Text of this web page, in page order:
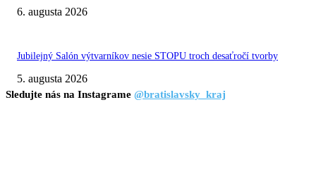
6. augusta 2026
Jubilejný Salón výtvarníkov nesie STOPU troch desaťročí tvorby
5. augusta 2026
Sledujte nás na Instagrame @bratislavsky_kraj